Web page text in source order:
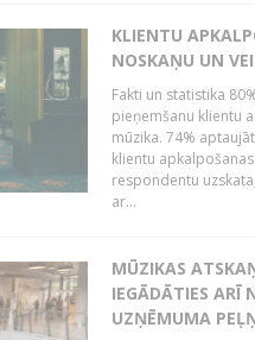
KLIENTU
NOSKAŅU UN
Fakti un statistika
pieņemšanu klientu
mūzika. 74%
klientu
respondentu
ar...
MŪZIKAS
IEGĀDĀTIES ARĪ
UZŅĒMUMA